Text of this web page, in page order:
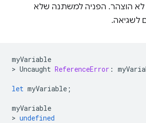
לא הוצהר. הפניה למשתנה שלא
לשגיאה.
myVariable
> Uncaught ReferenceError :
let myVariable ;
myVariable
> undefined